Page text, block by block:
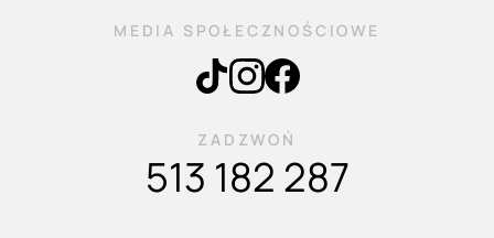
MEDIA SPOŁECZNOŚCIOWE
ZADZWOŃ
513 182 287